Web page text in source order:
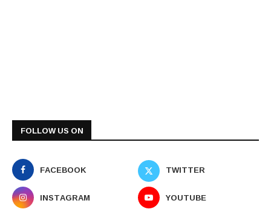
FOLLOW US ON
FACEBOOK
TWITTER
INSTAGRAM
YOUTUBE